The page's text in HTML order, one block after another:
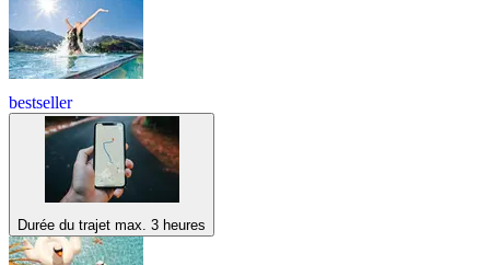
bestseller
Durée du trajet max. 3 heures